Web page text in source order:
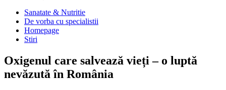
Sanatate & Nutritie
De vorba cu specialistii
Homepage
Stiri
Oxigenul care salvează vieți – o luptă
nevăzută în România